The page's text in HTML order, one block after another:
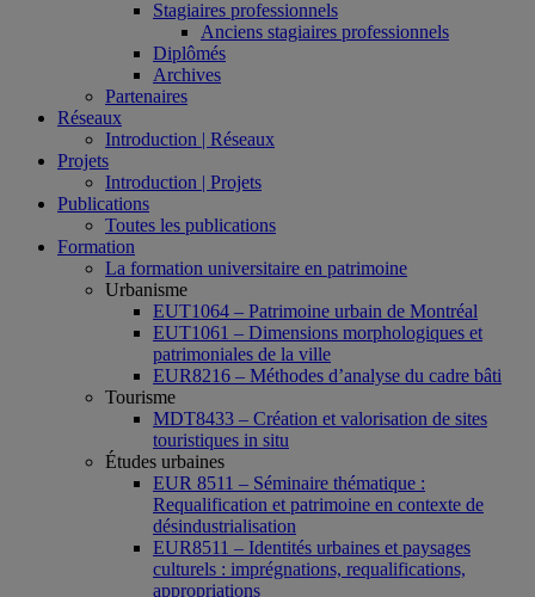
Stagiaires professionnels
Anciens stagiaires professionnels
Diplômés
Archives
Partenaires
Réseaux
Introduction | Réseaux
Projets
Introduction | Projets
Publications
Toutes les publications
Formation
La formation universitaire en patrimoine
Urbanisme
EUT1064 – Patrimoine urbain de Montréal
EUT1061 – Dimensions morphologiques et
patrimoniales de la ville
EUR8216 – Méthodes d’analyse du cadre bâti
Tourisme
MDT8433 – Création et valorisation de sites
touristiques in situ
Études urbaines
EUR 8511 – Séminaire thématique :
Requalification et patrimoine en contexte de
désindustrialisation
EUR8511 – Identités urbaines et paysages
culturels : imprégnations, requalifications,
appropriations